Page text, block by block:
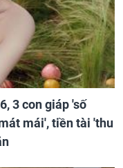
3 con giáp 'số
mái', tiền tài 'thu